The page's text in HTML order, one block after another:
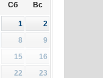
Сб Вс
1
2
8
9
15
16
22
23